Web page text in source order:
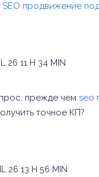
SEO продвижение
26 11 H 34 MIN
прежде чем seo
точное КП?
26 13 H 56 MIN